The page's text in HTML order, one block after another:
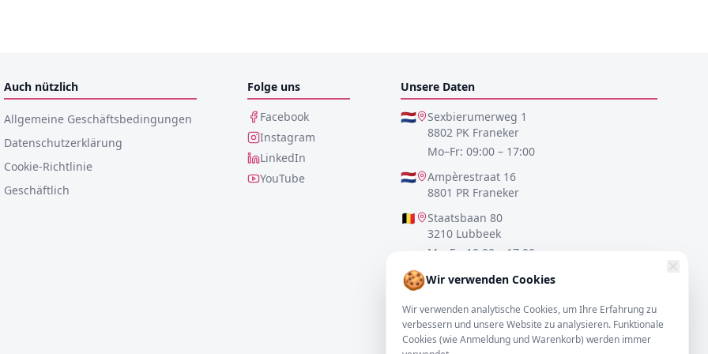
🍪Wir verwenden Cookies
Wir verwenden analytische Cookies, um Ihre Erfahrung zu
verbessern und unsere Website zu analysieren. Funktionale
Cookies (wie Anmeldung und Warenkorb) werden immer
Auch nützlich
Allgemeine Geschäftsbedingungen
Datenschutzerklärung
Cookie-Richtlinie
Geschäftlich
Folge uns
Facebook
Instagram
LinkedIn
YouTube
Unsere Daten
🇳🇱
Sexbierumerweg 1
8802 PK Franeker
Mo–Fr: 09:00 – 17:00
🇳🇱
Ampèrestraat 16
8801 PR Franeker
🇧🇪
Staatsbaan 80
3210 Lubbeek
Mo–Fr: 10:00 – 17:00
🇩🇪
Lister Meile 48
Mo–Fr: 10:00 – 17:00
0517-700521